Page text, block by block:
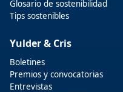
Glosario de sostenibilidad
Tips sostenibles
Yulder & Cris
Boletines
Premios y convocatorias
Entrevistas